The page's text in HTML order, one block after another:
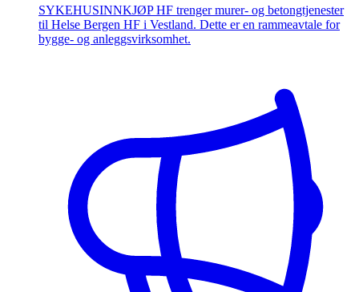
SYKEHUSINNKJØP HF trenger murer- og betongtjenester
til Helse Bergen HF i Vestland. Dette er en rammeavtale for
bygge- og anleggsvirksomhet.